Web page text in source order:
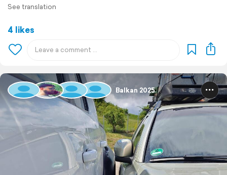
See translation
4 likes
Balkan 2025